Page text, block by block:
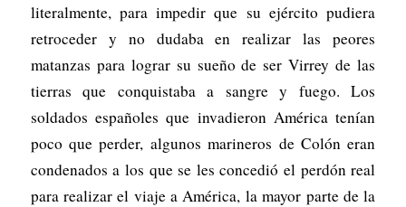
literalmente, para impedir que su ejército pudiera
retroceder y no dudaba en realizar las peores
matanzas para lograr su sueño de ser Virrey de las
tierras que conquistaba a sangre y fuego. Los
soldados españoles que invadieron América tenían
poco que perder, algunos marineros de Colón eran
condenados a los que se les concedió el perdón real
para realizar el viaje a América, la mayor parte de la